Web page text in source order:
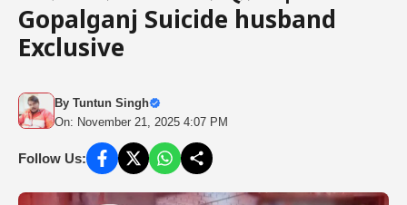
Gopalganj Suicide husband
Exclusive
By Tuntun Singh
On: November 21, 2025 4:07 PM
Follow Us: